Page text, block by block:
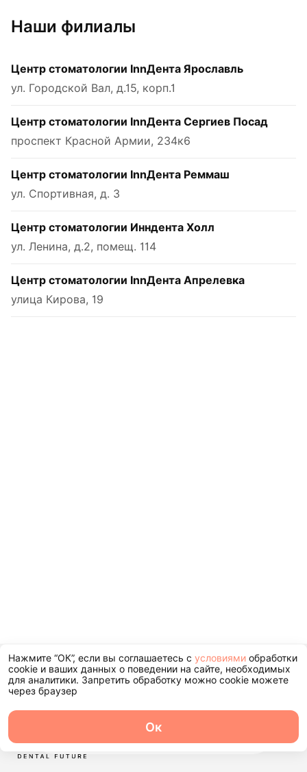
Наши филиалы
Центр стоматологии InnДента Ярославль
ул. Городской Вал, д.15, корп.1
Центр стоматологии InnДента Сергиев Посад
проспект Красной Армии, 234к6
Центр стоматологии InnДента Реммаш
ул. Спортивная, д. 3
Центр стоматологии Инндента Холл
ул. Ленина, д.2, помещ. 114
Центр стоматологии InnДента Апрелевка
улица Кирова, 19
+7 (495) 104-44-45
Нажмите “ОК”, если вы соглашаетесь с условиями обработки
cookie и ваших данных о поведении на сайте, необходимых
для аналитики. Запретить обработку можно cookie можете
через браузер
Ок